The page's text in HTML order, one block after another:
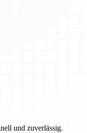
und zuverlässig.